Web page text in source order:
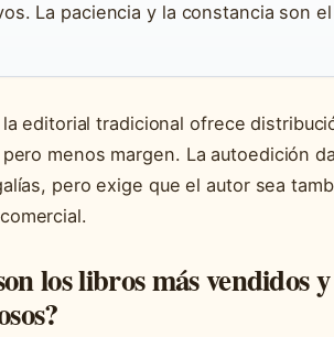
La paciencia y la constancia son
editorial tradicional ofrece
menos margen. La autoedición
pero exige que el autor sea
los libros más vendidos